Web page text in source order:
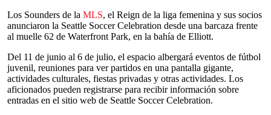
Los Sounders de la MLS, el Reign de la liga femenina y sus socios
anunciaron la Seattle Soccer Celebration desde una barcaza frente
al muelle 62 de Waterfront Park, en la bahía de Elliott.
Del 11 de junio al 6 de julio, el espacio albergará eventos de fútbol
juvenil, reuniones para ver partidos en una pantalla gigante,
actividades culturales, fiestas privadas y otras actividades. Los
aficionados pueden registrarse para recibir información sobre
entradas en el sitio web de Seattle Soccer Celebration.